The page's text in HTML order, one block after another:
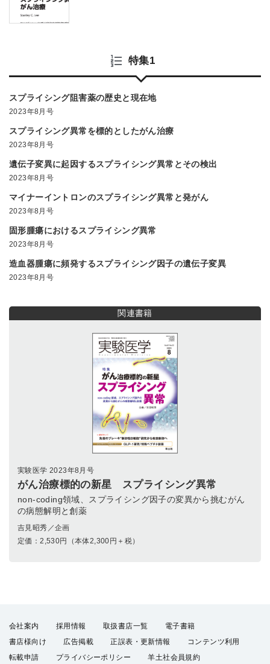
特集1
スプライシング阻害薬の歴史と現在地
2023年8月号
スプライシング異常を標的としたがん治療
2023年8月号
遺伝子変異に起因するスプライシング異常とその検出
2023年8月号
マイナーイントロンのスプライシング異常と発がん
2023年8月号
固形腫瘍におけるスプライシング異常
2023年8月号
造血器腫瘍に頻発するスプライシング因子の遺伝子変異
2023年8月号
関連書籍
実験医学 2023年8月号
がん治療標的の新星 スプライシング異常
non-coding領域、スプライシング因子の変異から挑むがん
の病態解明と創薬
吉見昭秀／企画
定価：2,530円（本体2,300円＋税）
会社案内 採用情報 取扱書店一覧
電子書籍
書店様向け
広告掲載 正誤表・更新情報
コンテンツ利用
転載申請
プライバシーポリシー 羊土社会員規約